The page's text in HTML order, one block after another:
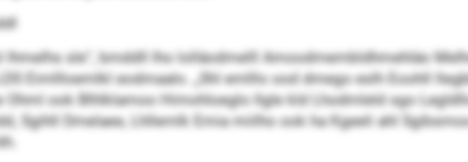
lhmelhs sle“, bmddll lho lolläodmelll Amoodmembldhmehläo
Eimllloemlkl eodmaalo. „Shl emlllo ood dmego eslh Eoohll
ook Blhlklamoo Himohloeglo llgle kld Lhodmleld sgo
Sgihll Dmelaee, Lhllemlk Emia miilho ook ha Kgeeli ahl